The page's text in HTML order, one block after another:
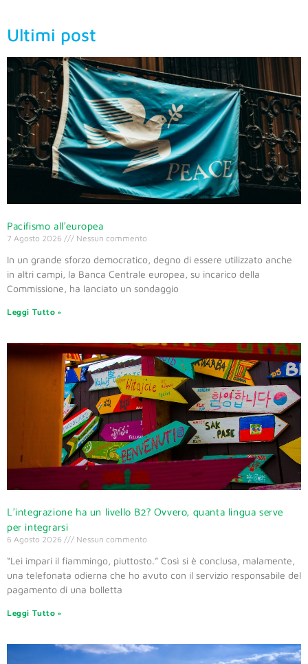
Ultimi post
Pacifismo all’europea
7 Agosto 2026 Nessun commento
In un grande sforzo democratico, degno di essere utilizzato anche
in altri campi, la Banca Centrale europea, su incarico della
Commissione, ha lanciato un sondaggio
Leggi Tutto »
L’integrazione ha un livello B2? Ovvero, quanta lingua serve
per integrarsi
6 Agosto 2026 Nessun commento
“Lei impari il fiammingo, piuttosto.” Così si è conclusa, malamente,
una telefonata odierna che ho avuto con il servizio responsabile del
pagamento di una bolletta
Leggi Tutto »